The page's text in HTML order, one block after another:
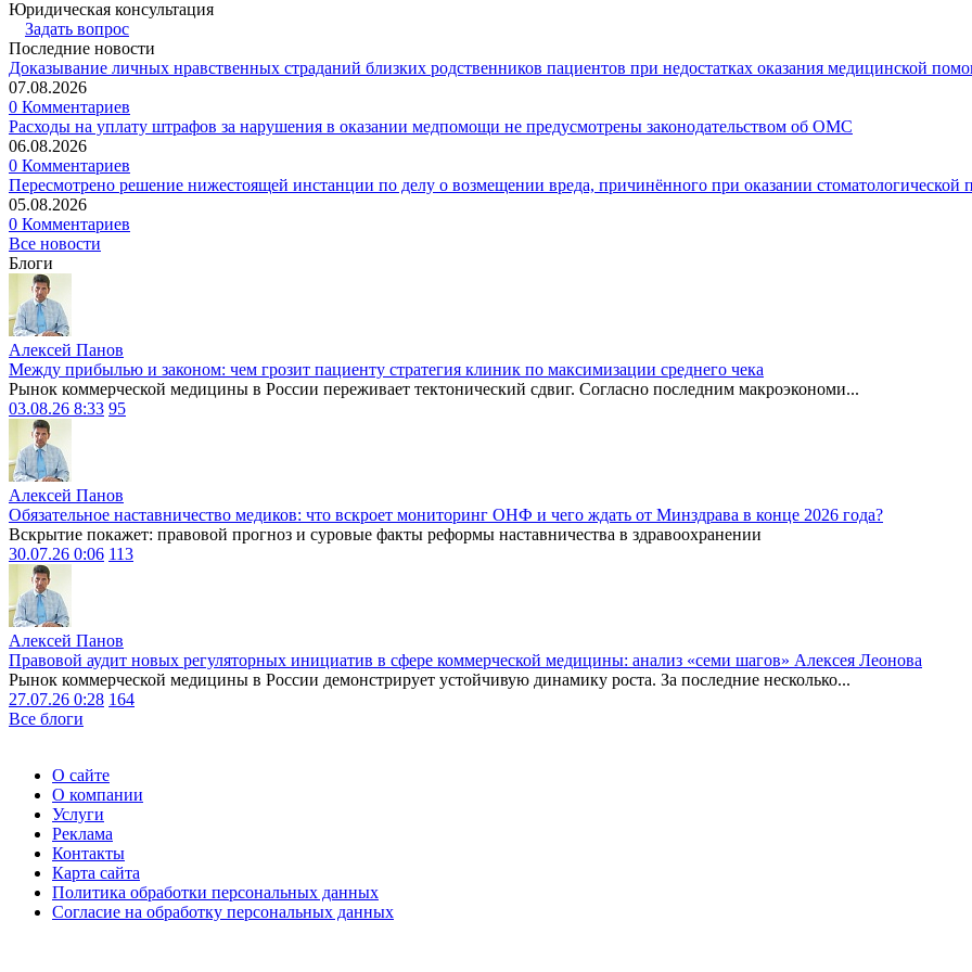
Юридическая консультация
Задать вопрос
Последние новости
Доказывание личных нравственных страданий близких родственников пациентов при недостатках оказания медицинской
07.08.2026
0 Комментариев
Расходы на уплату штрафов за нарушения в оказании медпомощи не предусмотрены законодательством об ОМС
06.08.2026
0 Комментариев
Пересмотрено решение нижестоящей инстанции по делу о возмещении вреда, причинённого при оказании стоматологической
05.08.2026
0 Комментариев
Все новости
Блоги
Алексей Панов
Между прибылью и законом: чем грозит пациенту стратегия клиник по максимизации среднего чека
Рынок коммерческой медицины в России переживает тектонический сдвиг. Согласно последним макроэкономи...
03.08.26 8:33 95
Алексей Панов
Обязательное наставничество медиков: что вскроет мониторинг ОНФ и чего ждать от Минздрава в конце 2026 года?
Вскрытие покажет: правовой прогноз и суровые факты реформы наставничества в здравоохранении
30.07.26 0:06 113
Алексей Панов
Правовой аудит новых регуляторных инициатив в сфере коммерческой медицины: анализ «семи шагов» Алексея Леонова
Рынок коммерческой медицины в России демонстрирует устойчивую динамику роста. За последние несколько...
27.07.26 0:28 164
Все блоги
О сайте
О компании
Услуги
Реклама
Контакты
Карта сайта
Политика обработки персональных данных
Согласие на обработку персональных данных